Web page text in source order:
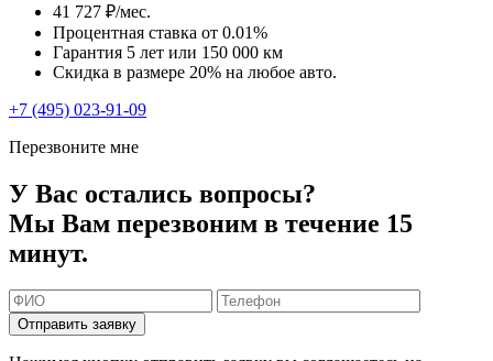
41 727 ₽/мес.
Процентная ставка от 0.01%
Гарантия 5 лет или 150 000 км
Скидка в размере 20% на любое авто.
+7 (495) 023-91-09
Перезвоните мне
У Вас остались вопросы?
Мы Вам перезвоним в течение 15
минут.
Отправить заявку